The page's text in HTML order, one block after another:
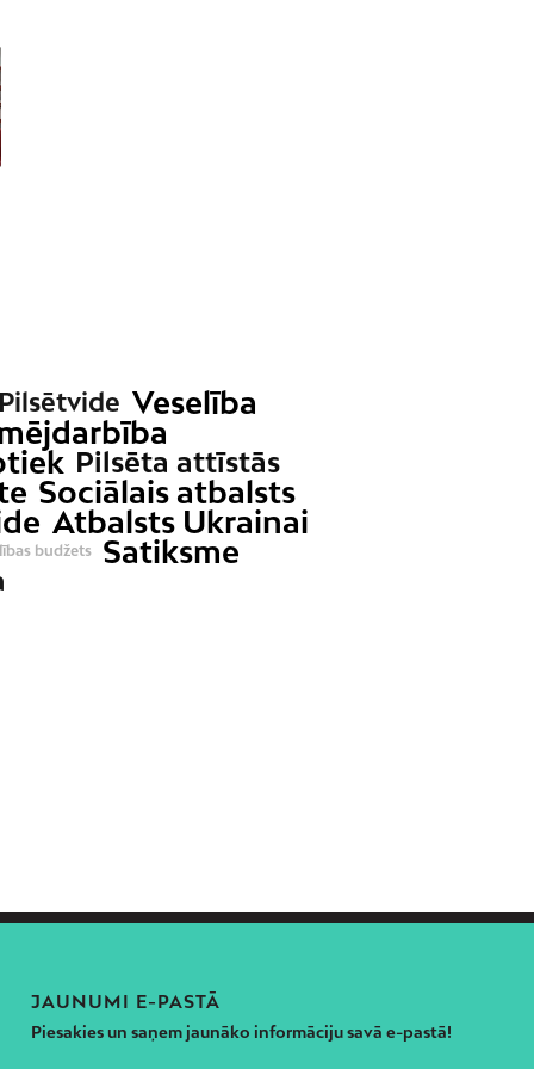
Veselība
Pilsēta attīstās
Sociālais atbalsts
Atbalsts Ukrainai
budžets Satiksme
JAUNUMI E-PASTĀ
Piesakies un saņem jaunāko informāciju savā e-pastā!